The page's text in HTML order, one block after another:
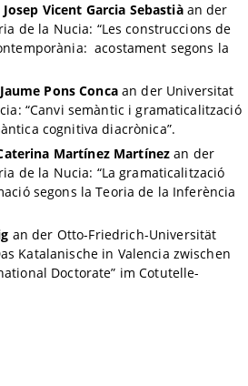
Vicent Garcia Sebastiàan der
de la Nucia: “Les construccions de
acostament segons la
Pons Concaan der Universitat
“Canvi semàntic i gramaticalització
cognitiva diacrònica”.
Martínez Martínez an der
de la Nucia: “La gramaticalització
segons la Teoria de la Inferència
an der Otto-Friedrich-Universität
Katalanische in Valencia zwischen
Doctorate” im Cotutelle-